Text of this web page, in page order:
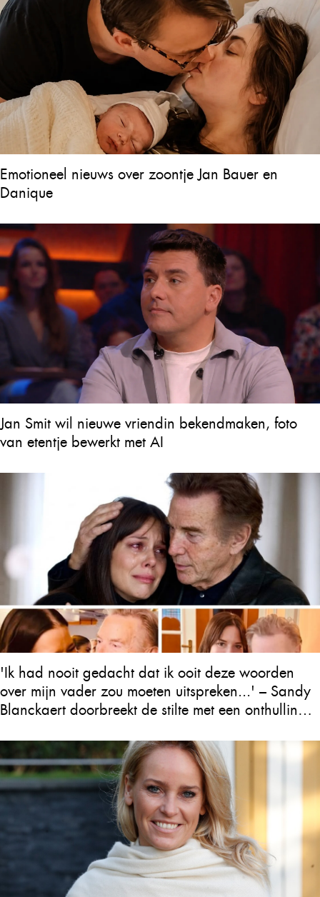
Emotioneel nieuws over zoontje Jan Bauer en
Danique
Jan Smit wil nieuwe vriendin bekendmaken, foto
van etentje bewerkt met AI
'Ik had nooit gedacht dat ik ooit deze woorden
over mijn vader zou moeten uitspreken...' – Sandy
Blanckaert doorbreekt de stilte met een onthulling
achterlaat